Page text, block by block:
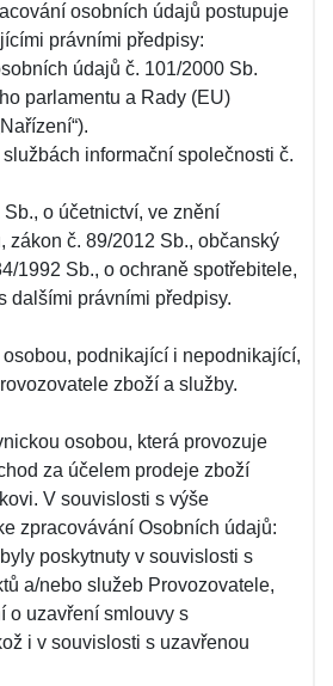
osobních údajů postupuje
právními předpisy:
údajů č. 101/2000 Sb.
parlamentu a Rady (EU)
informační společnosti č.
o účetnictví, ve znění
zákon č. 89/2012 Sb., občanský
1992 Sb., o ochraně spotřebitele,
dalšími právními předpisy.
podnikající i nepodnikající,
zboží a služby.
osobou, která provozuje
za účelem prodeje zboží
V souvislosti s výše
zpracovávání Osobních údajů:
poskytnuty v souvislosti s
a/nebo služeb Provozovatele,
o uzavření smlouvy s
i v souvislosti s uzavřenou